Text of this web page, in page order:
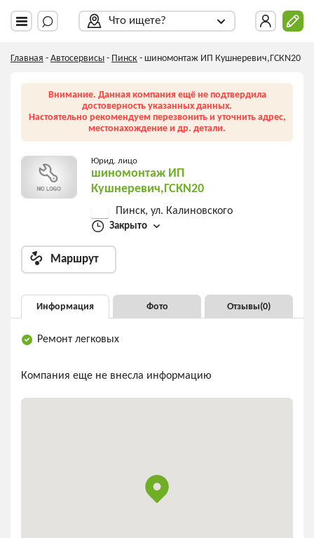
Что ищете?
Главная - Автосервисы - Пинск - шиномонтаж ИП Кушнеревич,ГСКN20
Внимание. Данная компания ещё не подтвердила
достоверность указанных данных.
Настоятельно рекомендуем перезвонить и уточнить адрес,
местонахождение и др. детали.
Юрид. лицо
шиномонтаж ИП
Кушнеревич,ГСКN20
Пинск, ул. Калиновского
Закрыто
Маршрут
Информация Фото Отзывы(0)
Ремонт легковых
Компания еще не внесла информацию